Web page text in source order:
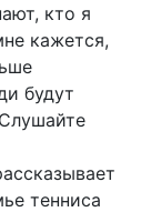
кто я
кажется,
будут
тенниса